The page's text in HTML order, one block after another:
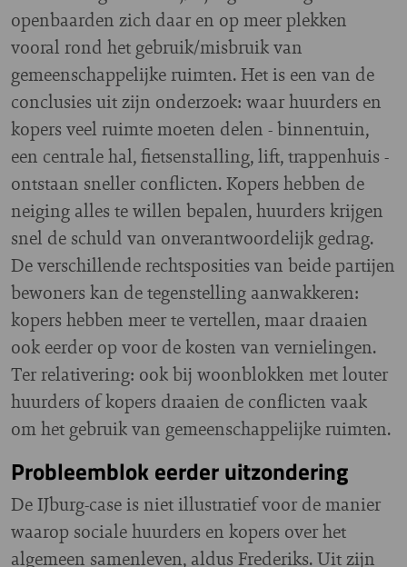
openbaarden zich daar en op meer plekken
vooral rond het gebruik/misbruik van
gemeenschappelijke ruimten. Het is een van de
conclusies uit zijn onderzoek: waar huurders en
kopers veel ruimte moeten delen - binnentuin,
een centrale hal, fietsenstalling, lift, trappenhuis -
ontstaan sneller conflicten. Kopers hebben de
neiging alles te willen bepalen, huurders krijgen
snel de schuld van onverantwoordelijk gedrag.
De verschillende rechtsposities van beide partijen
bewoners kan de tegenstelling aanwakkeren:
kopers hebben meer te vertellen, maar draaien
ook eerder op voor de kosten van vernielingen.
Ter relativering: ook bij woonblokken met louter
huurders of kopers draaien de conflicten vaak
om het gebruik van gemeenschappelijke ruimten.
Probleemblok eerder uitzondering
De IJburg-case is niet illustratief voor de manier
waarop sociale huurders en kopers over het
algemeen samenleven, aldus Frederiks. Uit zijn